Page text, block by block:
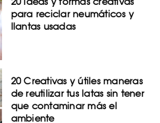
para reciclar neumáticos y
llantas usadas
20 Creativas y útiles maneras
de reutilizar tus latas sin tener
que contaminar más el
ambiente